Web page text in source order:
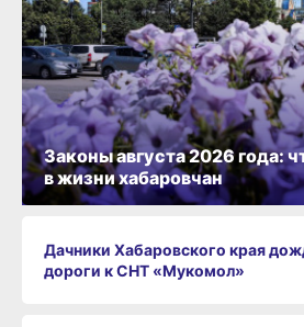
Дачники Хабаровского края
дороги к СНТ «Мукомол»
Законы августа 2026 года:
в жизни хабаровчан